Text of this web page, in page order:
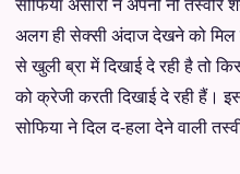
अलग ही सेक्सी अंदाज देखने को मिल
से खुली ब्रा में दिखाई दे रही है तो
को क्रेजी करती दिखाई दे रही हैं।
सोफिया ने दिल द-हला देने वाली